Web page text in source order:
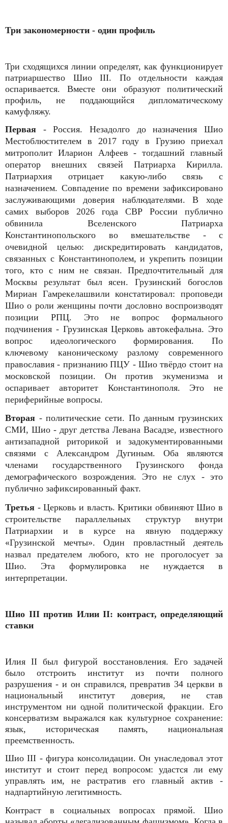
Три закономерности - один профиль
Три сходящихся линии определят, как функционирует
патриаршество Шио III. По отдельности каждая
оспаривается. Вместе они образуют политический
профиль, не поддающийся дипломатическому
камуфляжу.
Первая - Россия. Незадолго до назначения Шио
Местоблюстителем в 2017 году в Грузию приехал
митрополит Иларион Алфеев - тогдашний главный
оператор внешних связей Патриарха Кирилла.
Патриархия отрицает какую-либо связь с
назначением. Совпадение по времени зафиксировано
заслуживающими доверия наблюдателями. В ходе
самих выборов 2026 года СВР России публично
обвинила Вселенского Патриарха
Константинопольского во вмешательстве - с
очевидной целью: дискредитировать кандидатов,
связанных с Константинополем, и укрепить позиции
того, кто с ним не связан. Предпочтительный для
Москвы результат был ясен. Грузинский богослов
Мириан Гамрекелашвили констатировал: проповеди
Шио о роли женщины почти дословно воспроизводят
позиции РПЦ. Это не вопрос формального
подчинения - Грузинская Церковь автокефальна. Это
вопрос идеологического формирования. По
ключевому каноническому разлому современного
православия - признанию ПЦУ - Шио твёрдо стоит на
московской позиции. Он против экуменизма и
оспаривает авторитет Константинополя. Это не
периферийные вопросы.
Вторая - политические сети. По данным грузинских
СМИ, Шио - друг детства Левана Васадзе, известного
антизападной риторикой и задокументированными
связями с Александром Дугиным. Оба являются
членами государственного Грузинского фонда
демографического возрождения. Это не слух - это
публично зафиксированный факт.
Третья - Церковь и власть. Критики обвиняют Шио в
строительстве параллельных структур внутри
Патриархии и в курсе на явную поддержку
«Грузинской мечты». Один провластный деятель
назвал предателем любого, кто не проголосует за
Шио. Эта формулировка не нуждается в
интерпретации.
Шио III против Илии II: контраст, определяющий
ставки
Илия II был фигурой восстановления. Его задачей
было отстроить институт из почти полного
разрушения - и он справился, превратив 34 церкви в
национальный институт доверия, не став
инструментом ни одной политической фракции. Его
консерватизм выражался как культурное сохранение:
язык, историческая память, национальная
преемственность.
Шио III - фигура консолидации. Он унаследовал этот
институт и стоит перед вопросом: удастся ли ему
управлять им, не растратив его главный актив -
надпартийную легитимность.
Контраст в социальных вопросах прямой. Шио